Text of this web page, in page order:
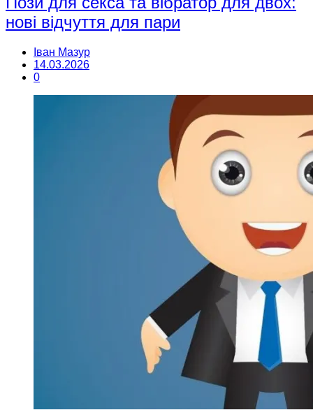
нові відчуття для пари
Іван Мазур
14.03.2026
0